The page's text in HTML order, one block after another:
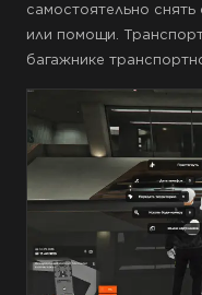
самостоятельно
или помощи.
багажнике